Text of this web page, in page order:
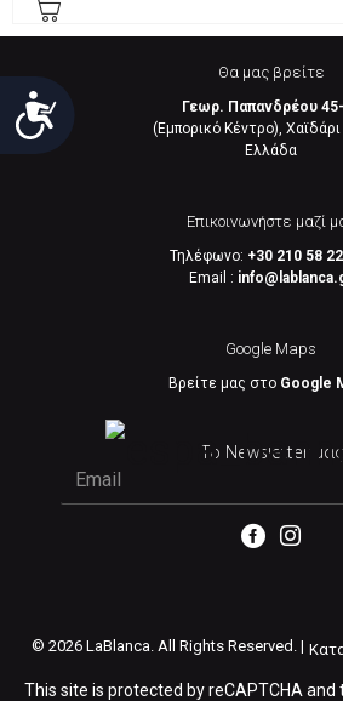
Προσιτότητα
Θα μας βρείτε
Γεωρ. Παπανδρέου
(Εμπορικό Κέντρο),
Eλλάδα
Επικοινωνήστε μαζί
Τηλέφωνο: +30 210 58
Email :
Google Maps
Βρείτε μας στο Google
Το Newsletter μας
© 2026 LaBlanca. All Rights Reserved. |
This site is protected by reCAPTCHA and